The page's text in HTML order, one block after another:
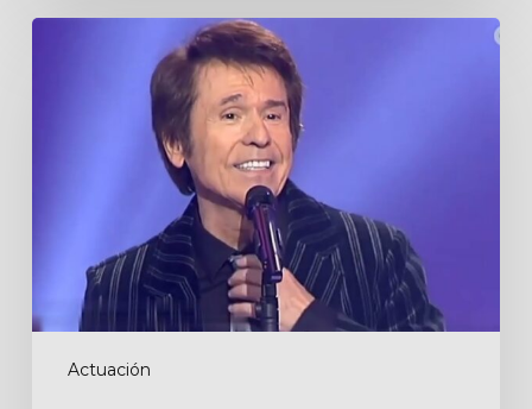
Actuación
Luar